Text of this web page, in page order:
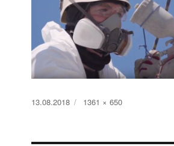
Опубликовано
13.08.2018
Полный
1361 × 650